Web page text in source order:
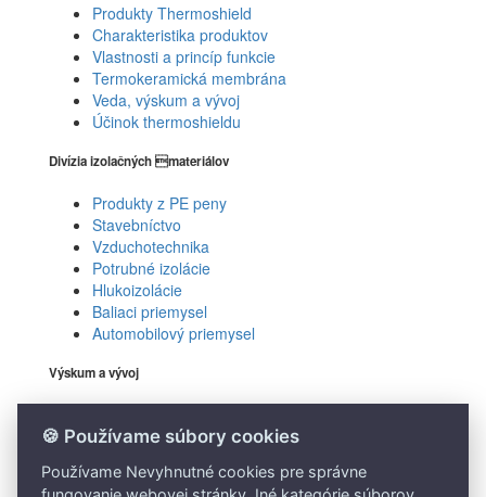
Produkty Thermoshield
Charakteristika produktov
Vlastnosti a princíp funkcie
Termokeramická membrána
Veda, výskum a vývoj
Účinok thermoshieldu
Divízia izolačných materiálov
Produkty z PE peny
Stavebníctvo
Vzduchotechnika
Potrubné izolácie
Hlukoizolácie
Baliaci priemysel
Automobilový priemysel
Výskum a vývoj
🍪 Používame súbory cookies
Používame Nevyhnutné cookies pre správne